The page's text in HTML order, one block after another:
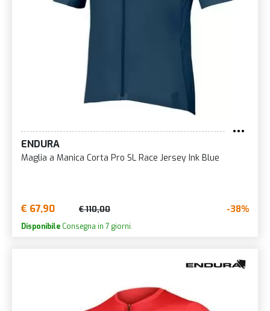
ENDURA
Maglia a Manica Corta Pro SL Race Jersey Ink Blue
€ 67,90 € 110,00 -38%
Disponibile Consegna in 7 giorni.